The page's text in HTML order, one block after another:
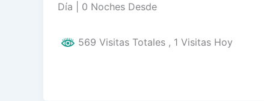
Día | 0 Noches Desde
569 Visitas Totales , 1 Visitas Hoy